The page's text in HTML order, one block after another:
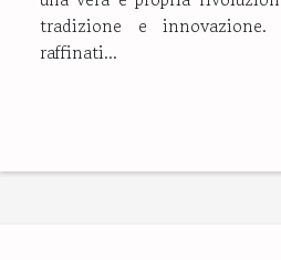
tradizione e innovazione.
raffinati...